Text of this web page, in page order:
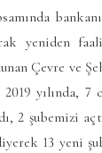
yeniden
Çevre ve
yılında, 7
2 şubemizi
13 yeni